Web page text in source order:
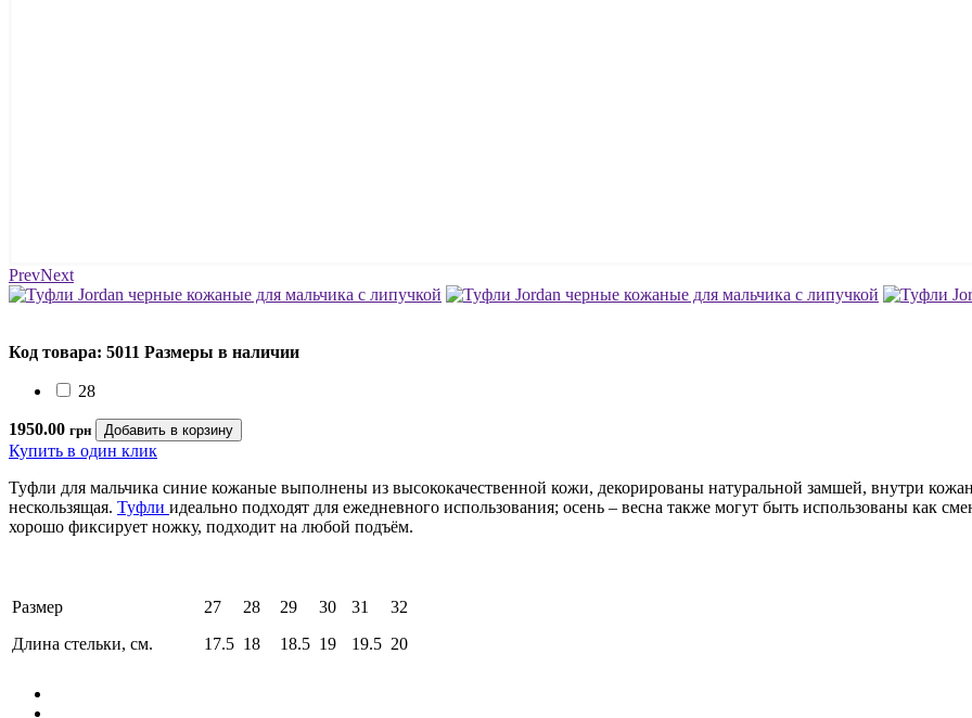
PrevNext
Код товара: 5011 Размеры в наличии
28
1950.00 грн
Купить в один клик
Туфли для мальчика синие кожаные выполнены из высококачественной кожи, декорированы натуральной замшей, внутри
нескользящая. Туфли идеально подходят для ежедневного использования; осень – весна также могут быть использованы как
хорошо фиксирует ножку, подходит на любой подъём.
Размер 27 28 29 30 31
32
Длина стельки, см.
17.5 18 18.5 19 19.5 20